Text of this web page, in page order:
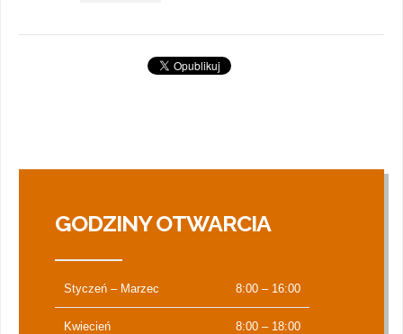
GODZINY OTWARCIA
Styczeń – Marzec 8:00 – 16:00
Kwiecień 8:00 – 18:00